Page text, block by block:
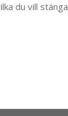
du vill stänga